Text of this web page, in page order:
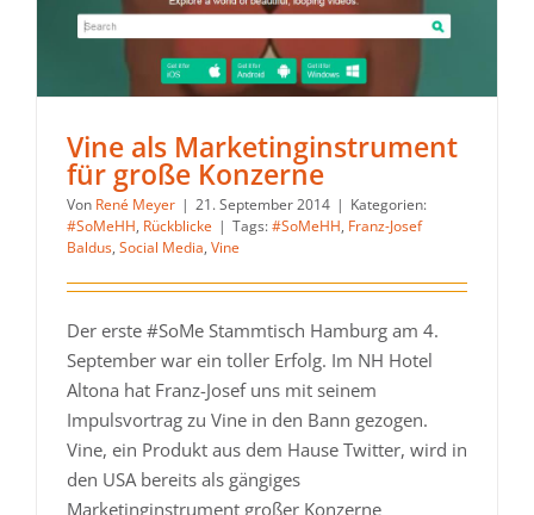
Vine als Marketinginstrument
für große Konzerne
Von René Meyer | 21. September 2014 | Kategorien:
#SoMeHH, Rückblicke | Tags:#SoMeHH, Franz-Josef
Baldus, Social Media, Vine
Der erste #SoMe Stammtisch Hamburg am 4.
September war ein toller Erfolg. Im NH Hotel
Altona hat Franz-Josef uns mit seinem
Impulsvortrag zu Vine in den Bann gezogen.
Vine, ein Produkt aus dem Hause Twitter, wird in
den USA bereits als gängiges
Marketinginstrument großer Konzerne